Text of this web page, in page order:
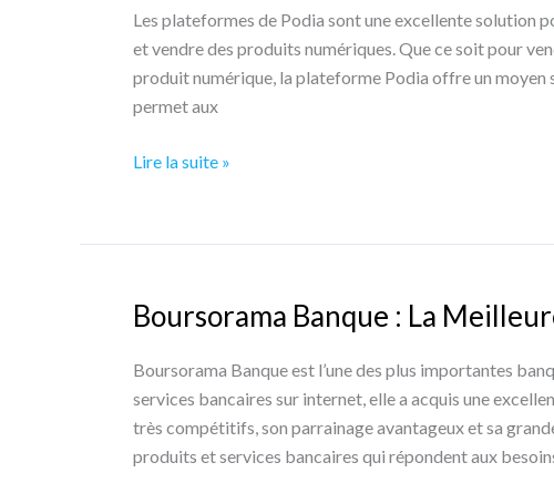
Web
Marketing
Les plateformes de Podia sont une excellente solution
et vendre des produits numériques. Que ce soit pour
produit numérique, la plateforme Podia offre un moyen
permet aux
Podia
et
Lire la suite »
Boursorama Banque : La
Boursorama Banque est l’une des plus importantes
services bancaires sur internet, elle a acquis une
très compétitifs, son parrainage avantageux et sa
produits et services bancaires qui répondent aux